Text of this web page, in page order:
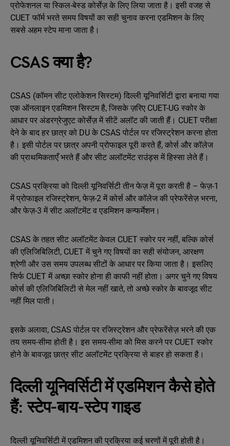
प्रोफेशनल या स्किल-बेस्ड कोर्सेज़ के लिए लिया जाता है। इसी वजह से
CUET फॉर्म भरते समय विषयों का सही चुनाव करना एडमिशन के लिए
सबसे अहम स्टेप माना जाता है।
CSAS क्या है?
CSAS (कॉमन सीट एलोकेशन सिस्टम) दिल्ली यूनिवर्सिटी द्वारा बनाया गया
एक ऑनलाइन एडमिशन सिस्टम है, जिसके ज़रिए CUET-UG स्कोर के
आधार पर अंडरग्रेजुएट कोर्सेज़ में सीटें अलॉट की जाती हैं। CUET परीक्षा
देने के बाद हर छात्र को DU के CSAS पोर्टल पर रजिस्ट्रेशन करना होता
है। इसी पोर्टल पर छात्र अपनी प्रोफाइल पूरी करते हैं, कोर्स और कॉलेज
की प्राथमिकताएँ भरते हैं और सीट अलॉटमेंट राउंड्स में हिस्सा लेते हैं।
CSAS प्रक्रिया को दिल्ली यूनिवर्सिटी तीन फेज़ में पूरा करती है – फेज़-1
में प्रोफाइल रजिस्ट्रेशन, फेज़-2 में कोर्स और कॉलेज की प्रेफरेंसेज़ भरना,
और फेज़-3 में सीट अलॉटमेंट व एडमिशन कन्फर्मेशन।
CSAS के तहत सीट अलॉटमेंट केवल CUET स्कोर पर नहीं, बल्कि कोर्स
की एलिजिबिलिटी, CUET में चुने गए विषयों का सही संयोजन, आरक्षण
श्रेणी और उस समय उपलब्ध सीटों के आधार पर किया जाता है। इसलिए
सिर्फ CUET में अच्छा स्कोर होना ही काफी नहीं होता। अगर चुने गए विषय
कोर्स की एलिजिबिलिटी से मेल नहीं खाते, तो अच्छे स्कोर के बावजूद सीट
नहीं मिल पाती।
इसके अलावा, CSAS पोर्टल पर रजिस्ट्रेशन और प्रेफरेंसेज़ भरने की एक
तय समय-सीमा होती है। इस समय-सीमा को मिस करने पर CUET स्कोर
होने के बावजूद छात्र सीट अलॉटमेंट प्रक्रिया से बाहर हो सकता है।
दिल्ली यूनिवर्सिटी में एडमिशन कैसे होते
हैं: स्टेप-बाय-स्टेप गाइड
दिल्ली यूनिवर्सिटी में एडमिशन की प्रक्रिया कई चरणों में पूरी होती है।